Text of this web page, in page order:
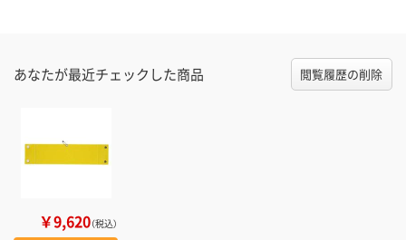
あなたが最近チェックした商品 閲覧履歴の削除
￥9,620（税込）